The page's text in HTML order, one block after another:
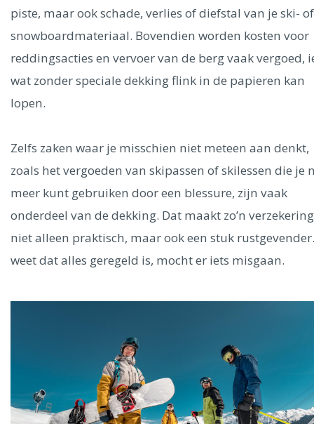
piste, maar ook schade, verlies of diefstal van je ski- of
snowboardmateriaal. Bovendien worden kosten voor
reddingsacties en vervoer van de berg vaak vergoed,
wat zonder speciale dekking flink in de papieren kan
lopen.
Zelfs zaken waar je misschien niet meteen aan denkt,
zoals het vergoeden van skipassen of skilessen die je
meer kunt gebruiken door een blessure, zijn vaak
onderdeel van de dekking. Dat maakt zo’n verzekering
niet alleen praktisch, maar ook een stuk rustgevender.
weet dat alles geregeld is, mocht er iets misgaan.